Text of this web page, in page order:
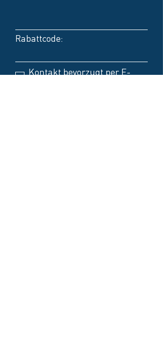
Rabattcode:
Kontakt bevorzugt per E-